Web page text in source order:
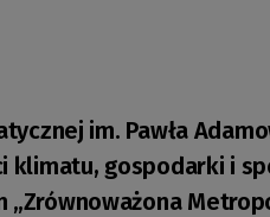
im. Pawła
klimatu, gospodarki i
„Zrównoważona